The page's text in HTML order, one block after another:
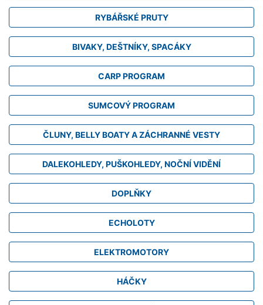
RYBÁŘSKÉ PRUTY
BIVAKY, DEŠTNÍKY, SPACÁKY
CARP PROGRAM
SUMCOVÝ PROGRAM
ČLUNY, BELLY BOATY A ZÁCHRANNÉ VESTY
DALEKOHLEDY, PUŠKOHLEDY, NOČNÍ VIDĚNÍ
DOPLŇKY
ECHOLOTY
ELEKTROMOTORY
HÁČKY